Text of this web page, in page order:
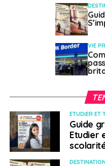
INDICATIF TÉLÉPHONIQUE
Eures :www.actiris.be;
www.vdab.be
VIE
ETUDIER ET
Guide
Etudier